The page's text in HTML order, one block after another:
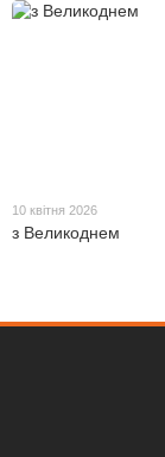
10 квітня 2026
з Великоднем